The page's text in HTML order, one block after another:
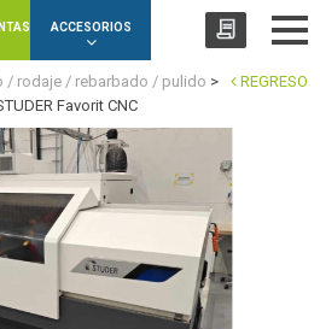
ACCESORIOS
REGRESO
/ rodaje / rebarbado / pulido >
Favorit CNC